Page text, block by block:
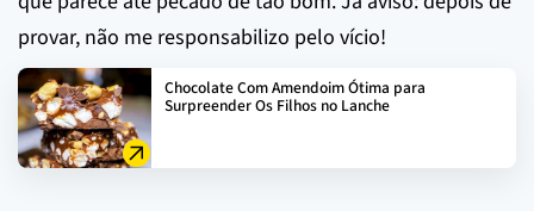
provar, não me responsabilizo pelo vício!
Chocolate Com Amendoim Ótima para
Surpreender Os Filhos no Lanche